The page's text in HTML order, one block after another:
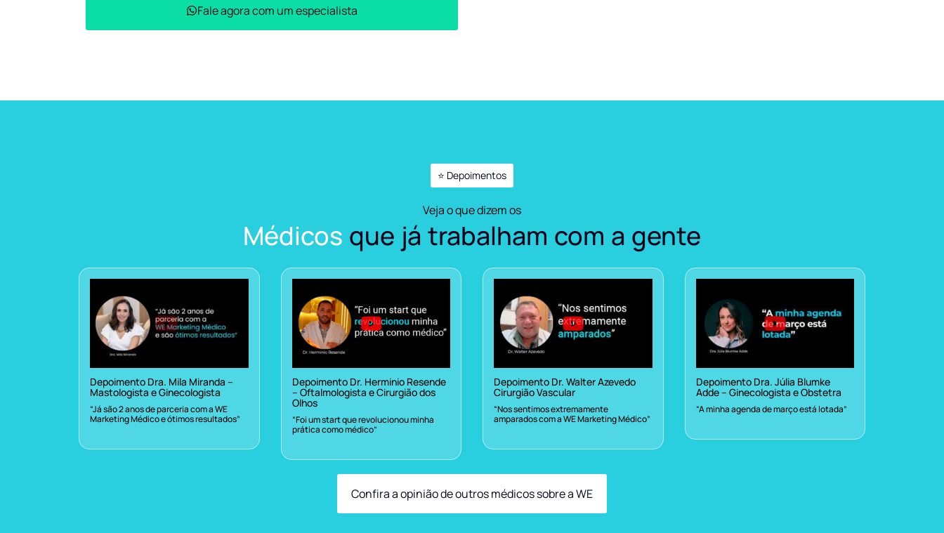
Fale agora com um especialista
⭐ Depoimentos
Veja o que dizem os
Médicos que já trabalham com a gente
Depoimento Dra. Mila Miranda –
Mastologista e Ginecologista
“Já são 2 anos de parceria com a WE
Marketing Médico e ótimos resultados”
Depoimento Dr. Herminio Resende
– Oftalmologista e Cirurgião dos
Olhos
“Foi um start que revolucionou minha
prática como médico”
Depoimento Dr. Walter Azevedo
Cirurgião Vascular
“Nos sentimos extremamente
amparados com a WE Marketing Médico”
Depoimento Dra. Júlia Blumke
Adde – Ginecologista e Obstetra
“A minha agenda de março está lotada”
Confira a opinião de outros médicos sobre a WE